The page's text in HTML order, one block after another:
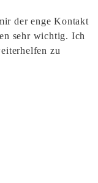
der enge Kontakt
sehr wichtig. Ich
zu